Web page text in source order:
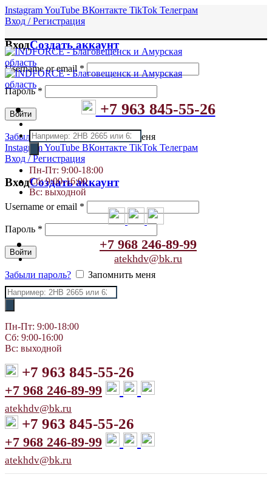
InstagramYouTube ВКонтакте TikTok Телеграм
Вход / Регистрация
ВходСоздать аккаунт
Username or email *
Пароль*
Войти
Забыли пароль?
Запомнить меня
InstagramYouTube ВКонтакте TikTok Телеграм
Вход / Регистрация
ВходСоздать аккаунт
Username or email *
Пароль *
Войти
Забыли пароль? Запомнить меня
+7 963 845-55-26
Поиск
товаров
Пн-Пт: 9:00-18:00
Сб: 9:00-16:00
Вс: выходной
+7 968 246-89-99
atekhdv@bk.ru
Поиск
товаров
Пн-Пт: 9:00-18:00
Сб: 9:00-16:00
Вс: выходной
+7 963 845-55-26
+7 968 246-89-99
atekhdv@bk.ru
+7 963 845-55-26
+7 968 246-89-99
atekhdv@bk.ru